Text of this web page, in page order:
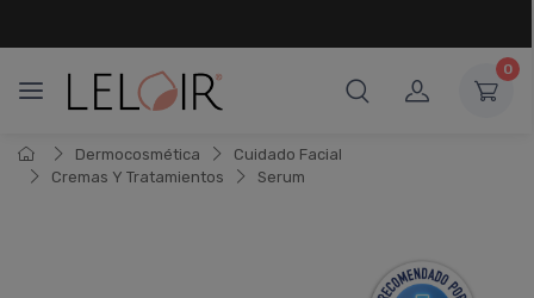
0
Dermocosmética
Cuidado Facial
Cremas Y Tratamientos
Serum